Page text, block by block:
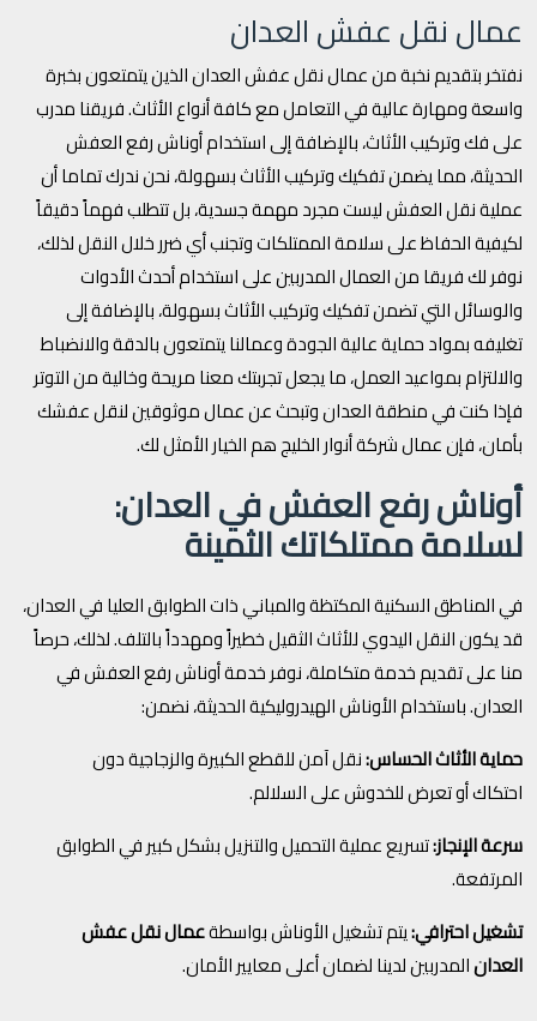
عمال نقل عفش العدان
نفتخر بتقديم نخبة من عمال نقل عفش العدان الذين يتمتعون بخبرة
واسعة ومهارة عالية في التعامل مع كافة أنواع الأثاث. فريقنا مدرب
على فك وتركيب الأثاث، بالإضافة إلى استخدام أوناش رفع العفش
الحديثة، مما يضمن تفكيك وتركيب الأثاث بسهولة، نحن ندرك تماما أن
عملية نقل العفش ليست مجرد مهمة جسدية، بل تتطلب فهماً دقيقاً
لكيفية الحفاظ على سلامة الممتلكات وتجنب أي ضرر خلال النقل لذلك،
نوفر لك فريقا من العمال المدربين على استخدام أحدث الأدوات
والوسائل التي تضمن تفكيك وتركيب الأثاث بسهولة، بالإضافة إلى
تغليفه بمواد حماية عالية الجودة وعمالنا يتمتعون بالدقة والانضباط
والالتزام بمواعيد العمل، ما يجعل تجربتك معنا مريحة وخالية من التوتر
فإذا كنت في منطقة العدان وتبحث عن عمال موثوقين لنقل عفشك
بأمان، فإن عمال شركة أنوار الخليج هم الخيار الأمثل لك.
أوناش رفع العفش في العدان:
لسلامة ممتلكاتك الثمينة
في المناطق السكنية المكتظة والمباني ذات الطوابق العليا في العدان،
قد يكون النقل اليدوي للأثاث الثقيل خطيراً ومهدداً بالتلف. لذلك، حرصاً
منا على تقديم خدمة متكاملة، نوفر خدمة أوناش رفع العفش في
العدان. باستخدام الأوناش الهيدروليكية الحديثة، نضمن:
حماية الأثاث الحساس:نقل آمن للقطع الكبيرة والزجاجية دون
احتكاك أو تعرض للخدوش على السلالم.
سرعة الإنجاز:تسريع عملية التحميل والتنزيل بشكل كبير في الطوابق
المرتفعة.
تشغيل احترافي:يتم تشغيل الأوناش بواسطةعمال نقل عفش
العدانالمدربين لدينا لضمان أعلى معايير الأمان.